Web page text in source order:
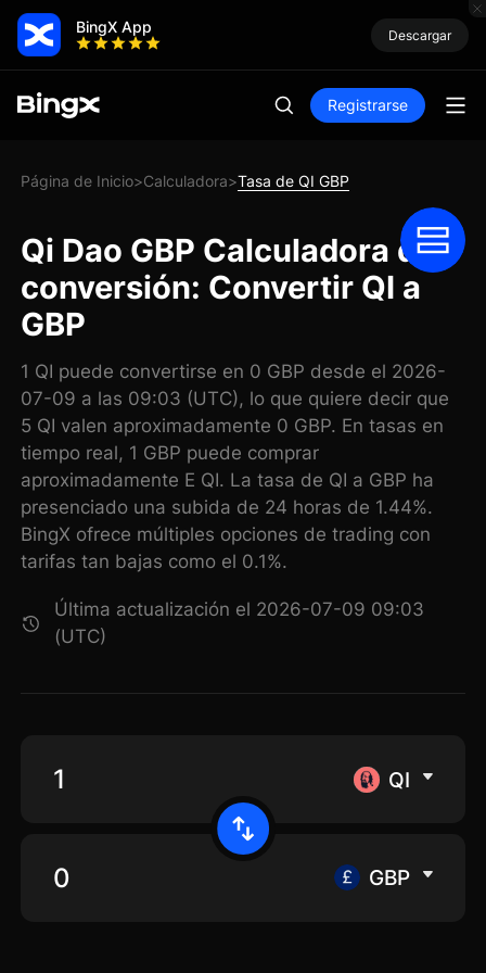
BingX App Descargar
Registrarse
Página de Inicio>Calculadora>Tasa de QI GBP
Qi Dao GBP Calculadora de
conversión: Convertir QI a
GBP
1 QI puede convertirse en 0 GBP desde el 2026-
07-09 a las 09:03 (UTC), lo que quiere decir que
5 QI valen aproximadamente 0 GBP. En tasas en
tiempo real, 1 GBP puede comprar
aproximadamente E QI. La tasa de QI a GBP ha
presenciado una subida de 24 horas de 1.44%.
BingX ofrece múltiples opciones de trading con
tarifas tan bajas como el 0.1%.
Última actualización el 2026-07-09 09:03
(UTC)
QI
GBP